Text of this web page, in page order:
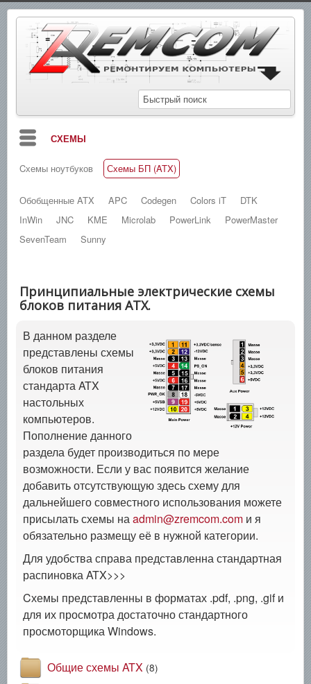
СХЕМЫ
БЛОГ
МАНУАЛЫ
СПРАВОЧНИКИ
ПОИСК
Cхемы ноутбуков Схемы БП (ATX)
Обобщенные ATX APC Codegen Colors iT
DTK
InWin
JNC KME Microlab PowerLink
PowerMaster
SevenTeam
Sunny
Принципиальные электрические схемы
блоков питания ATX.
В данном разделе
представлены схемы
блоков питания
стандарта ATX
настольных
компьютеров.
Пополнение данного
раздела будет производиться по мере
возможности. Если у вас появится желание
добавить отсутствующую здесь схему для
дальнейшего совместного использования можете
присылать схемы наadmin@zremcom.com и я
обязательно размещу её в нужной категории.
Для удобства справа представленна стандартная
распиновка ATX>>>
Cхемы представленны в форматах .pdf, .png, .gif и
для их просмотра достаточно стандартного
просмоторщика Windows.
Общие схемы ATX (8)